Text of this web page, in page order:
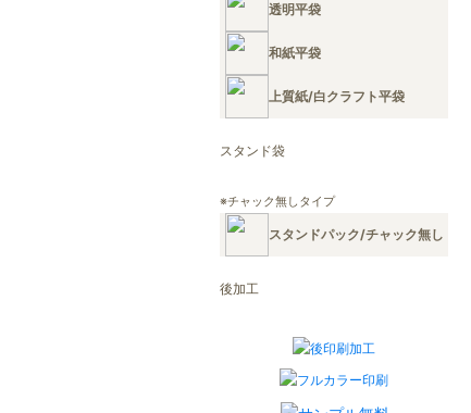
透明平袋
和紙平袋
上質紙/白クラフト平袋
スタンド袋
※チャック無しタイプ
スタンドパック/チャック無し
後加工